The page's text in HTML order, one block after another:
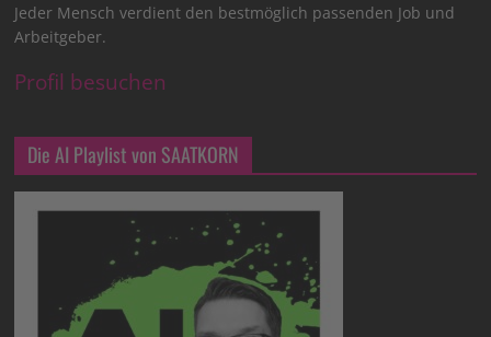
Jeder Mensch verdient den bestmöglich passenden Job und
Arbeitgeber.
Profil besuchen
Die AI Playlist von SAATKORN